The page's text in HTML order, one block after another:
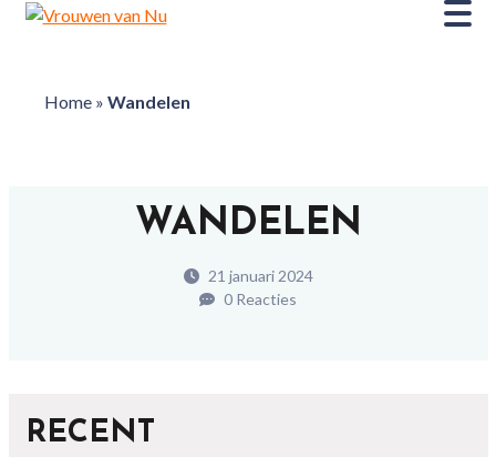
Home» Wandelen
WANDELEN
21 januari 2024
0 Reacties
RECENT